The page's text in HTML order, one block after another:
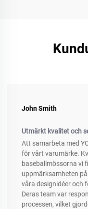
John Smith
Utmärkt kvalitet och
Att samarbeta med
för vårt varumärke.
baseballmössorna vi
uppmärksamheten
våra designidéer och
Deras team var
processen, vilket